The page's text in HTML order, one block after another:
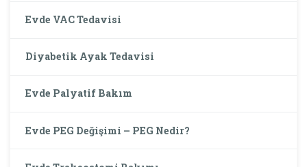
Evde VAC Tedavisi
Diyabetik Ayak Tedavisi
Evde Palyatif Bakım
Evde PEG Değişimi – PEG Nedir?